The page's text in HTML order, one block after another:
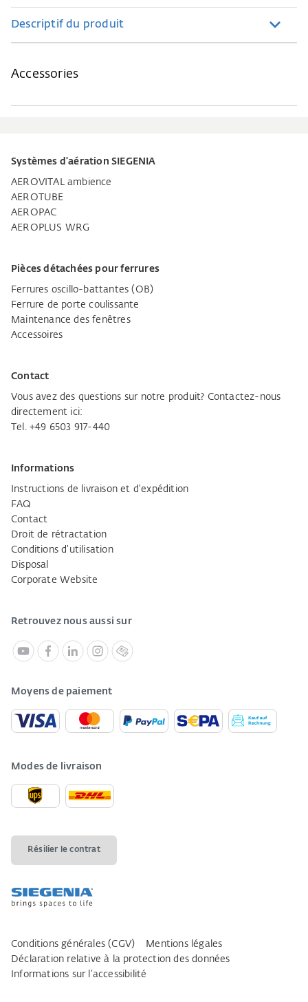
Descriptif du produit
Accessories
Systèmes d'aération SIEGENIA
AEROVITAL ambience
AEROTUBE
AEROPAC
AEROPLUS WRG
Pièces détachées pour ferrures
Ferrures oscillo-battantes (OB)
Ferrure de porte coulissante
Maintenance des fenêtres
Accessoires
Contact
Vous avez des questions sur notre produit? Contactez-nous
directement ici:
Tel. +49 6503 917-440
Informations
Instructions de livraison et d'expédition
FAQ
Contact
Droit de rétractation
Conditions d'utilisation
Disposal
Corporate Website
Retrouvez nous aussi sur
Moyens de paiement
Modes de livraison
Résilier le contrat
Conditions générales (CGV)
Mentions légales
Déclaration relative à la protection des données
Informations sur l’accessibilité